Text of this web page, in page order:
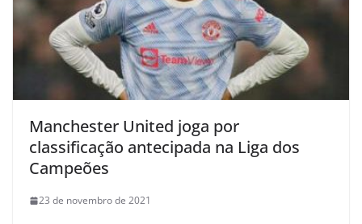
Manchester United joga por
classificação antecipada na Liga dos
Campeões
23 de novembro de 2021